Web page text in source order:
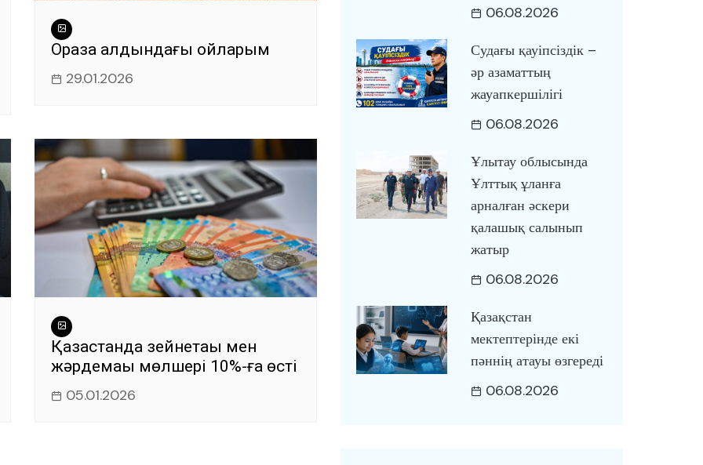
Ораза алдындағы ойларым
29.01.2026
Қазақстанда зейнетақы мен
жәрдемақы мөлшері 10%-ға өсті
05.01.2026
06.08.2026
Судағы қауіпсіздік –
әр азаматтың
жауапкершілігі
06.08.2026
Ұлытау облысында
Ұлттық ұланға
арналған әскери
қалашық салынып
жатыр
06.08.2026
Қазақстан
мектептерінде екі
пәннің атауы өзгереді
06.08.2026